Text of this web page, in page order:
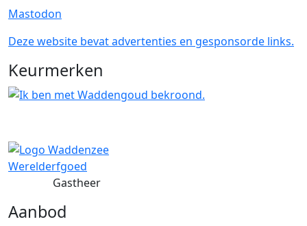
Mastodon
Deze website bevat advertenties en gesponsorde links.
Keurmerken
Gastheer
Aanbod